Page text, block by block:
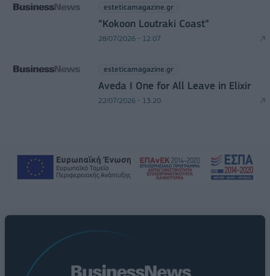
esteticamagazine.gr
“Kokoon Loutraki Coast”
28/07/2026 - 12:07
esteticamagazine.gr
Aveda I One for All Leave in Elixir
22/07/2026 - 13:20